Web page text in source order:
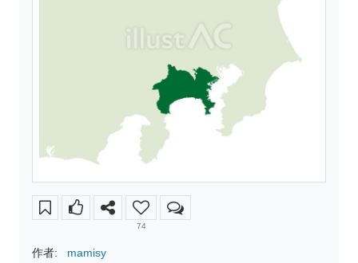
74
作者: mamisy